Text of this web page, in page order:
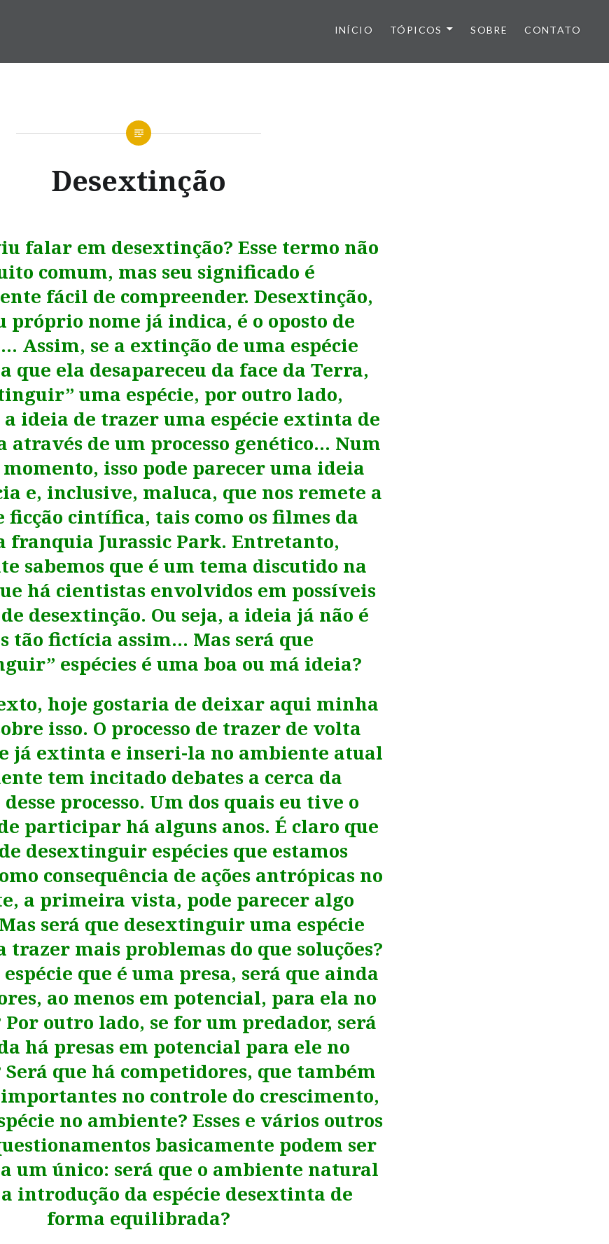
INÍCIO TÓPICOS SOBRE CONTATO
Desextinção
falar em desextinção? Esse termo não
comum, mas seu significado é
fácil de compreender. Desextinção,
próprio nome já indica, é o oposto de
Assim, se a extinção de uma espécie
que ela desapareceu da face da Terra,
uma espécie, por outro lado,
ideia de trazer uma espécie extinta de
através de um processo genético… Num
isso pode parecer uma ideia
e, inclusive, maluca, que nos remete a
ficção cintífica, tais como os filmes da
franquia Jurassic Park. Entretanto,
sabemos que é um tema discutido na
há cientistas envolvidos em possíveis
desextinção. Ou seja, a ideia já não é
tão fictícia assim… Mas será que
espécies é uma boa ou má ideia?
hoje gostaria de deixar aqui minha
isso. O processo de trazer de volta
já extinta e inseri-la no ambiente atual
tem incitado debates a cerca da
processo. Um dos quais eu tive o
participar há alguns anos. É claro que
desextinguir espécies que estamos
consequência de ações antrópicas no
a primeira vista, pode parecer algo
será que desextinguir uma espécie
trazer mais problemas do que soluções?
que é uma presa, será que ainda
ao menos em potencial, para ela no
outro lado, se for um predador, será
há presas em potencial para ele no
que há competidores, que também
no controle do crescimento,
no ambiente? Esses e vários outros
basicamente podem ser
um único: será que o ambiente natural
introdução da espécie desextinta de
forma equilibrada?